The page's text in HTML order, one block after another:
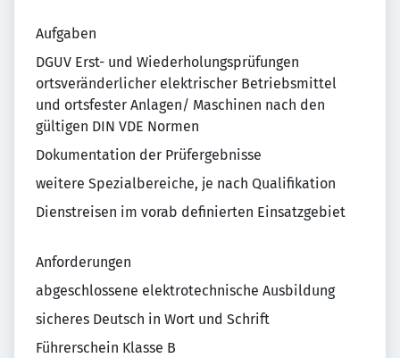
Aufgaben
DGUV Erst- und Wiederholungsprüfungen
ortsveränderlicher elektrischer Betriebsmittel
und ortsfester Anlagen/ Maschinen nach den
gültigen DIN VDE Normen
Dokumentation der Prüfergebnisse
weitere Spezialbereiche, je nach Qualifikation
Dienstreisen im vorab definierten Einsatzgebiet
Anforderungen
abgeschlossene elektrotechnische Ausbildung
sicheres Deutsch in Wort und Schrift
Führerschein Klasse B